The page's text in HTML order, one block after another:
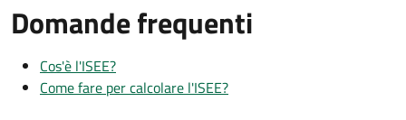
Domande frequenti
Cos'è l'ISEE?
Come fare per calcolare l'ISEE?